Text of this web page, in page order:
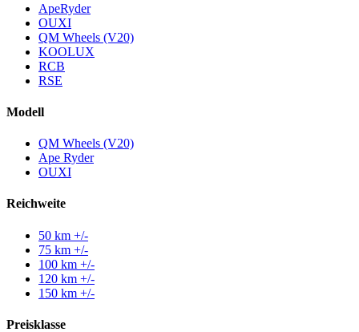
ApeRyder
OUXI
QM Wheels (V20)
KOOLUX
RCB
RSE
Modell
QM Wheels (V20)
Ape Ryder
OUXI
Reichweite
50 km +/-
75 km +/-
100 km +/-
120 km +/-
150 km +/-
Preisklasse